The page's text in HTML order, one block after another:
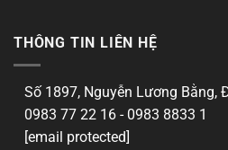
THÔNG TIN LIÊN HỆ
Số 1897, Nguyễn Lương Bằng,
0983 77 22 16 - 0983 8833 1
[email protected]